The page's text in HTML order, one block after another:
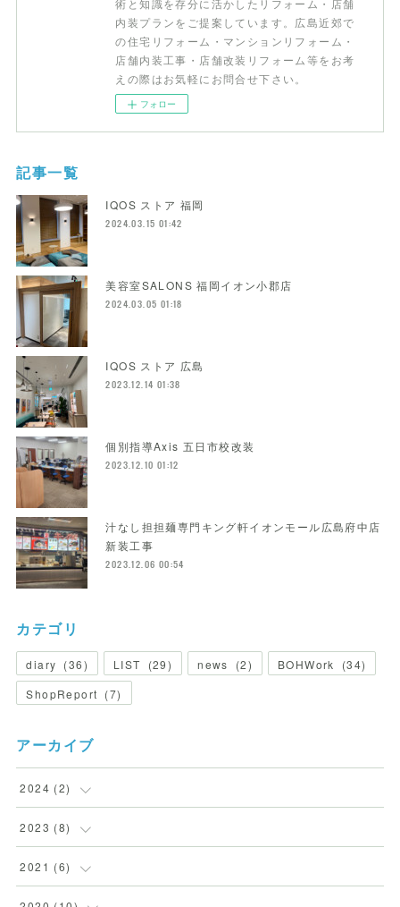
術と知識を存分に活かしたリフォーム・店舗
内装プランをご提案しています。広島近郊で
の住宅リフォーム・マンションリフォーム・
店舗内装工事・店舗改装リフォーム等をお考
えの際はお気軽にお問合せ下さい。
フォロー
記事一覧
IQOS ストア 福岡
2024.03.15 01:42
美容室SALONS 福岡イオン小郡店
2024.03.05 01:18
IQOS ストア 広島
2023.12.14 01:38
個別指導Axis 五日市校改装
2023.12.10 01:12
汁なし担担麺専門キング軒イオンモール広島府中店
新装工事
2023.12.06 00:54
カテゴリ
diary (36) LIST (29) news (2) BOHWork (34)
ShopReport (7)
アーカイブ
2024 (2)
(2
2023 (8)
(5
(2)
2021 (6)